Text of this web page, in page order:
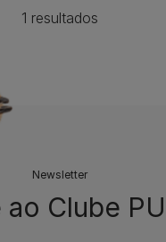
1 resultados
Newsletter
Clube